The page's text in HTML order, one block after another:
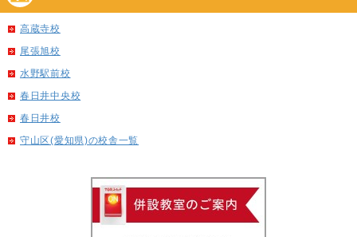
高蔵寺校
尾張旭校
水野駅前校
春日井中央校
春日井校
守山区(愛知県)の校舎一覧